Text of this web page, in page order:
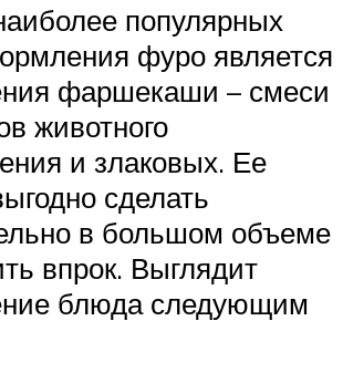
популярных
фуро является
фаршекаши – смеси
животного
и злаковых. Ее
сделать
в большом объеме
впрок. Выглядит
блюда следующим